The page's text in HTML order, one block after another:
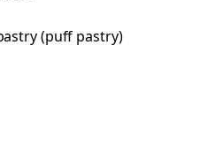
(puff pastry)